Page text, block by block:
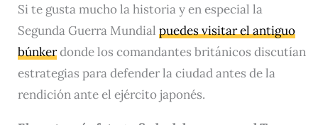
Si te gusta mucho la historia y en especial la
Segunda Guerra Mundial puedes visitar elantiguo
búnkerdonde los comandantes británicos discutían
estrategias para defender la ciudad antes de la
rendición ante el ejército japonés.